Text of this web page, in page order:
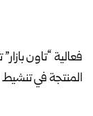
فعالية “تاون
المنتجة في